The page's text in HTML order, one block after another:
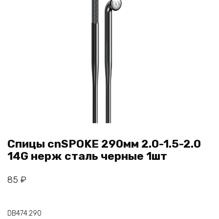
Спицы cnSPOKE 290мм 2.0-1.5-2.0
14G нерж сталь черные 1шт
85 ₽
DB474.290